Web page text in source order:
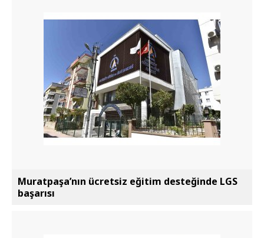
Muratpaşa’nın ücretsiz eğitim desteğinde LGS
başarısı